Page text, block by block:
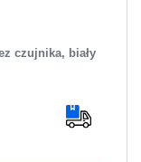
czujnika, biały